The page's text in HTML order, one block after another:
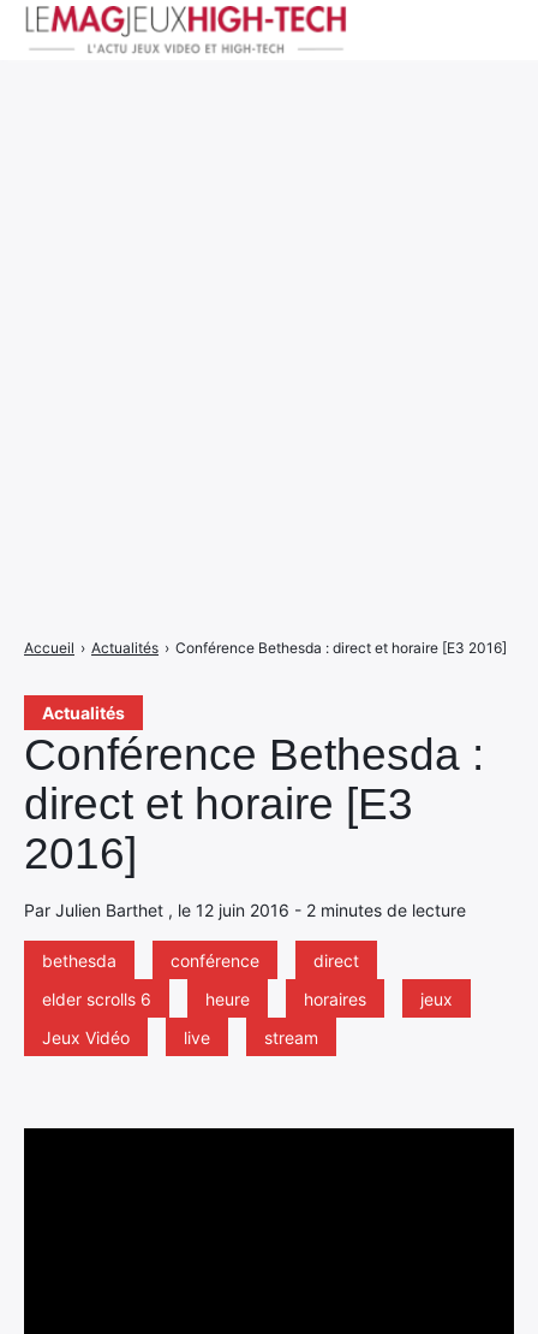
Actualités
Conférence Bethesda :
direct et horaire [E3
2016]
Par Julien Barthet , le 12 juin 2016 - 2 minutes de lecture
bethesda conférence
direct
elder scrolls 6
heure horaires
jeux
Jeux Vidéo
live stream
Accueil › Actualités › Conférence Bethesda : direct et horaire [E3 2016]